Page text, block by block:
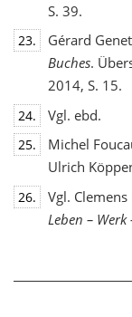
S. 39.
23. Gérard
Buches.
2014, S. 15.
24. Vgl. ebd.
25. Michel
Ulrich
26. Vgl.
Leben –